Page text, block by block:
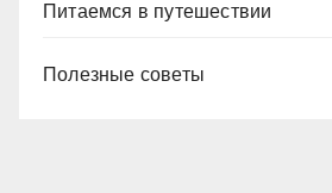
Питаемся в путешествии
Полезные советы